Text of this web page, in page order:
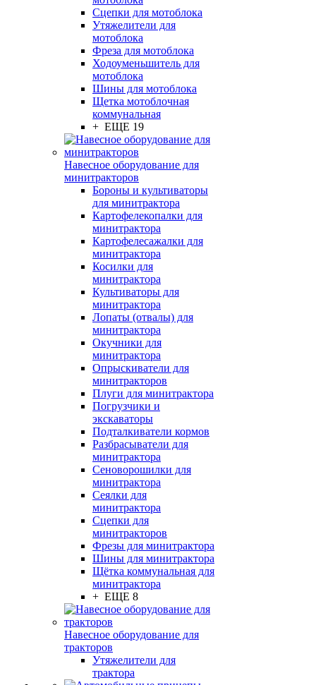
Сцепки для мотоблока
Утяжелители для
мотоблока
Фреза для мотоблока
Ходоуменьшитель для
мотоблока
Шины для мотоблока
Щетка мотоблочная
коммунальная
+ ЕЩЕ 19
Навесное оборудование для
минитракторов
Бороны и культиваторы
для минитрактора
Картофелекопалки для
минитрактора
Картофелесажалки для
минитрактора
Косилки для
минитрактора
Культиваторы для
минитрактора
Лопаты (отвалы) для
минитрактора
Окучники для
минитрактора
Опрыскиватели для
минитракторов
Плуги для минитрактора
Погрузчики и
экскаваторы
Подталкиватели кормов
Разбрасыватели для
минитрактора
Сеноворошилки для
минитрактора
Сеялки для
минитрактора
Сцепки для
минитракторов
Фрезы для минитрактора
Шины для минитрактора
Щётка коммунальная для
минитрактора
+ ЕЩЕ 8
Навесное оборудование для
тракторов
Утяжелители для
трактора